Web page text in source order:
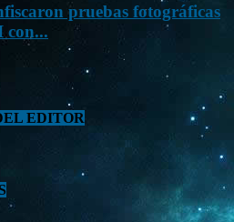
pruebas fotográficas
con...
EDITOR